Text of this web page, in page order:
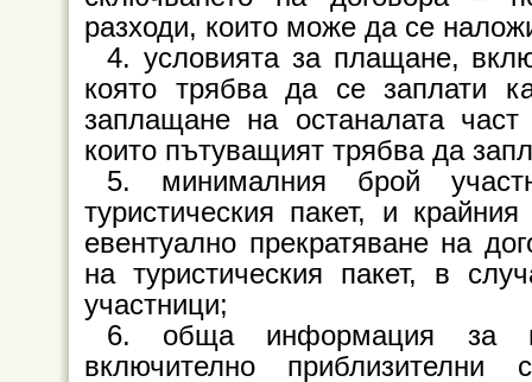
разходи, които може да се
4. условията за плащане,
която трябва да се заплати
заплащане на останалата
които пътуващият трябва да
5. минималния брой
туристическия пакет, и
евентуално прекратяване на
на туристическия пакет, в
участници;
6. обща информация за
включително